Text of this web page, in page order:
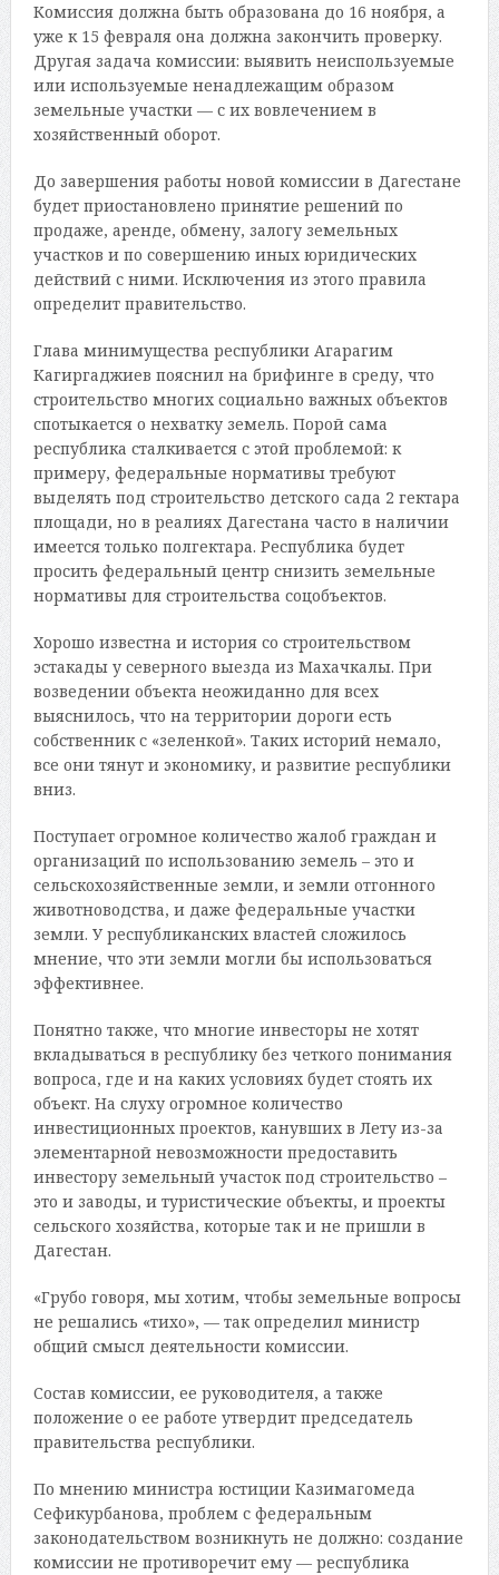
Комиссия должна быть образована до 16 ноября, а
уже к 15 февраля она должна закончить проверку.
Другая задача комиссии: выявить неиспользуемые
или используемые ненадлежащим образом
земельные участки — с их вовлечением в
хозяйственный оборот.
До завершения работы новой комиссии в Дагестане
будет приостановлено принятие решений по
продаже, аренде, обмену, залогу земельных
участков и по совершению иных юридических
действий с ними. Исключения из этого правила
определит правительство.
Глава минимущества республики Агарагим
Кагиргаджиев пояснил на брифинге в среду, что
строительство многих социально важных объектов
спотыкается о нехватку земель. Порой сама
республика сталкивается с этой проблемой: к
примеру, федеральные нормативы требуют
выделять под строительство детского сада 2 гектара
площади, но в реалиях Дагестана часто в наличии
имеется только полгектара. Республика будет
просить федеральный центр снизить земельные
нормативы для строительства соцобъектов.
Хорошо известна и история со строительством
эстакады у северного выезда из Махачкалы. При
возведении объекта неожиданно для всех
выяснилось, что на территории дороги есть
собственник с «зеленкой». Таких историй немало,
все они тянут и экономику, и развитие республики
вниз.
Поступает огромное количество жалоб граждан и
организаций по использованию земель – это и
сельскохозяйственные земли, и земли отгонного
животноводства, и даже федеральные участки
земли. У республиканских властей сложилось
мнение, что эти земли могли бы использоваться
эффективнее.
Понятно также, что многие инвесторы не хотят
вкладываться в республику без четкого понимания
вопроса, где и на каких условиях будет стоять их
объект. На слуху огромное количество
инвестиционных проектов, канувших в Лету из-за
элементарной невозможности предоставить
инвестору земельный участок под строительство –
это и заводы, и туристические объекты, и проекты
сельского хозяйства, которые так и не пришли в
Дагестан.
«Грубо говоря, мы хотим, чтобы земельные вопросы
не решались «тихо», — так определил министр
общий смысл деятельности комиссии.
Состав комиссии, ее руководителя, а также
положение о ее работе утвердит председатель
правительства республики.
По мнению министра юстиции Казимагомеда
Сефикурбанова, проблем с федеральным
законодательством возникнуть не должно: создание
комиссии не противоречит ему — республика